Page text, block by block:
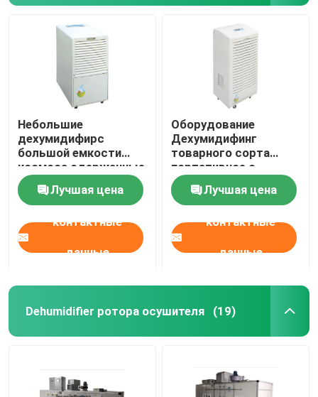
Небольшие
дехумидифирс
большой емкости
космоса сдержанные
для быстрой и легкой
установкиЛучшая цена
контактные
данные
Оборудование
Дехумидифинг
товарного сорта
портативное с
дисплеем СИД 130Л/
днем Лучшая цена
контактные
данные
Dehumidifier ротора осушителя (19)